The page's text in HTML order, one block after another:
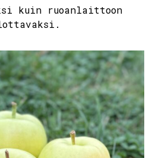
kuin ruoanlaittoon